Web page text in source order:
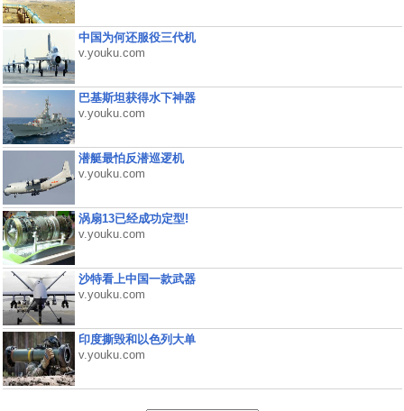
中国为何还服役三代机
v.youku.com
巴基斯坦获得水下神器
v.youku.com
潜艇最怕反潜巡逻机
v.youku.com
涡扇13已经成功定型!
v.youku.com
沙特看上中国一款武器
v.youku.com
印度撕毁和以色列大单
v.youku.com